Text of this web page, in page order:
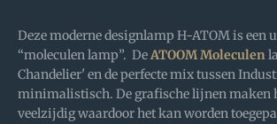
Deze moderne designlamp H-ATOM is een
“moleculen lamp”. DeATOOM Moleculen
Chandelier' en de perfecte mix tussen
minimalistisch. De grafische lijnen maken
veelzijdig waardoor het kan worden